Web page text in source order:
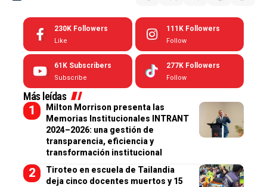
230K Followers
Like
111K Followers
Follow
61K Subscribers
Subscribe
277K Followers
Follow
Más leídas
Milton Morrison presenta las
Memorias Institucionales INTRANT
2024–2026: una gestión de
transparencia, eficiencia y
transformación institucional
Tiroteo en escuela de Tailandia
deja cinco docentes muertos y 15